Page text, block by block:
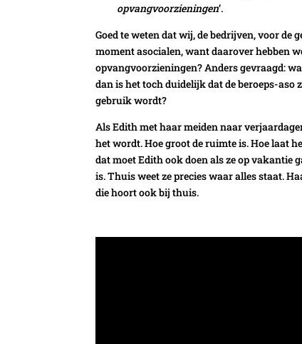
opvangvoorzieningen’.
Goed te weten dat wij, de bedrijven, voor de
moment asocialen, want daarover hebben
opvangvoorzieningen? Anders gevraagd:
dan is het toch duidelijk dat de beroeps-aso
gebruik wordt?
Als Edith met haar meiden naar
het wordt. Hoe groot de ruimte is. Hoe laat
dat moet Edith ook doen als ze op vakantie
is. Thuis weet ze precies waar alles staat.
die hoort ook bij thuis.